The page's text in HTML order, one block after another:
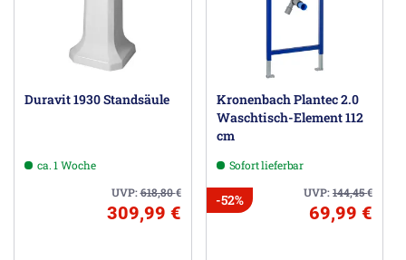
Duravit 1930 Standsäule
ca. 1 Woche
UVP:618,80€
309,99 €
Kronenbach Plantec 2.0
Waschtisch-Element 112
cm
Sofort lieferbar
UVP:144,45€
-52%
69,99 €